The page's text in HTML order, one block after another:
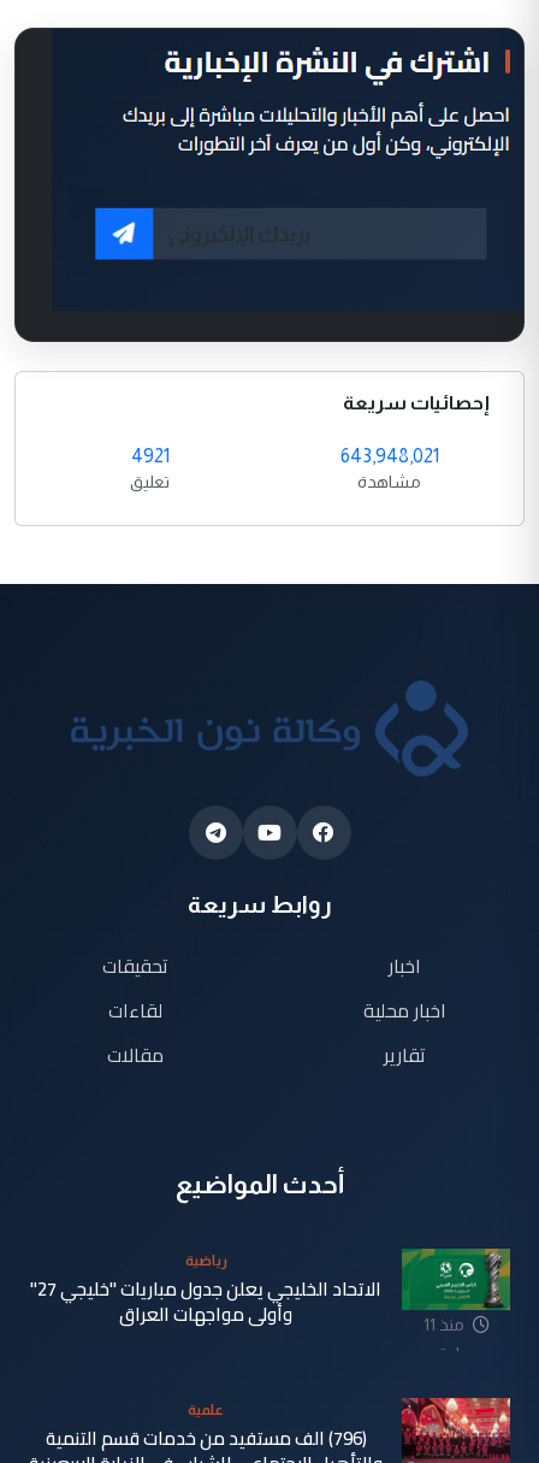
إحصائيات سريعة
643,948,021
مشاهدة
4921
تعليق
روابط سريعة
اخبار
اخبار محلية
تقارير
تحقيقات
لقاءات
مقالات
أحدث المواضيع
منذ 11
ساعة
رياضية
الاتحاد الخليجي يعلن جدول مباريات "خليجي 27"
وأولى مواجهات العراق
علمية
(796) الف مستفيد من خدمات قسم التنمية